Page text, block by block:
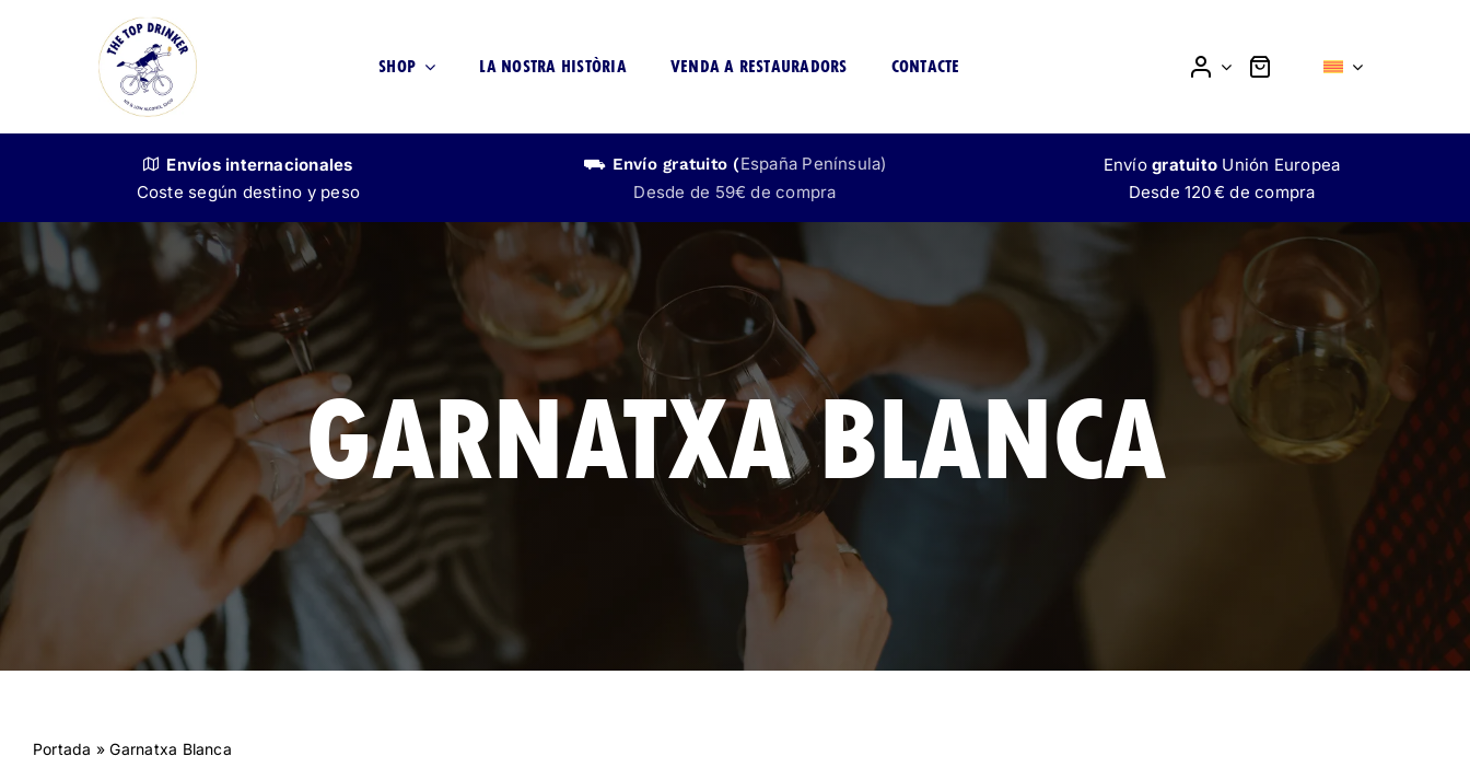
SHOP
VINO
SIN ALCOHOL
CERVEZA
SIN ALCOHOL
LICOR MOKTAIL
SIN ALCOHOL
LA NOSTRA HISTÒRIA VENDA A RESTAURADORS CONTACTE
Envíos internacionales
Coste según destino y peso
⛟ Envíogratuito (España Península)
Desde de 59€ de compra
Envíogratuito Unión Europea
Desde 120 € de compra
GARNATXA BLANCA
Portada »Garnatxa Blanca